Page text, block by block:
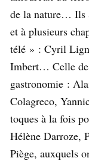
de la nature… Ils
et à plusieurs
télé » : Cyril
Imbert… Celle
gastronomie :
Colagreco,
toques à la fois
Hélène Darroze,
Piège, auxquels